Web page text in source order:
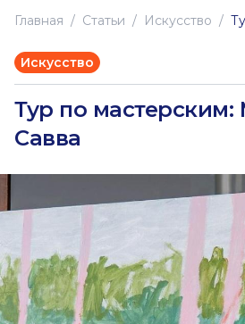
Главная Статьи Искусство
Искусство
Тур по мастерским:
Савва